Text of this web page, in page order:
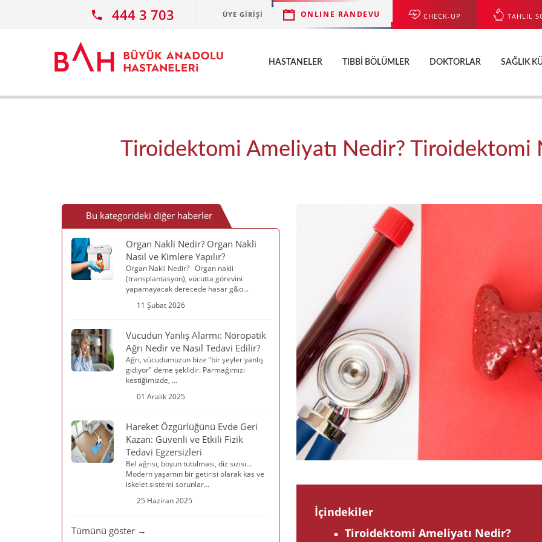
444 3 703 ÜYE GIRIŞI ONLINE RANDEVU CHECK-UP TAHLİL
HASTANELER TIBBI BÖLÜMLER DOKTORLAR SAĞLIK
Tiroidektomi Ameliyatı Nedir? Tiroidektomi
İçindekiler
Tiroidektomi Ameliyatı Nedir?
Bu kategorideki diğer haberler
Organ Nakli Nedir? Organ Nakli
Nasıl ve Kimlere Yapılır?
Organ Nakli Nedir? Organ nakli
(transplantasyon), vücutta görevini
yapamayacak derecede hasar g&o...
11 Şubat 2026
Vücudun Yanlış Alarmı: Nöropatik
Ağrı Nedir ve Nasıl Tedavi Edilir?
Ağrı, vücudumuzun bize "bir şeyler yanlış
gidiyor" deme şeklidir. Parmağımızı
kestiğimizde, ...
01 Aralık 2025
Hareket Özgürlüğünü Evde Geri
Kazan: Güvenli ve Etkili Fizik
Tedavi Egzersizleri
Bel ağrısı, boyun tutulması, diz sızısı...
Modern yaşamın bir getirisi olarak kas ve
iskelet sistemi sorunlar...
25 Haziran 2025
Tümünü göster →